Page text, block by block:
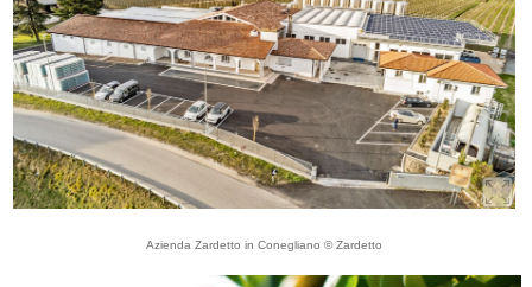
Azienda Zardetto in Conegliano © Zardetto